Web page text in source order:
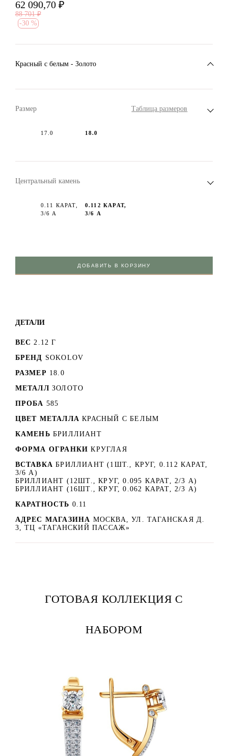
62 090,70 ₽
88 701 ₽
-30 %
Красный c белым - Золото
Размер Таблица размеров
17.0 18.0
Центральный камень
0.11 КАРАТ,
3/6 А
0.112 КАРАТ,
3/6 А
ДОБАВИТЬ В КОРЗИНУ
ДЕТАЛИ
ВЕС 2.12 Г
БРЕНД SOKOLOV
РАЗМЕР 18.0
МЕТАЛЛ ЗОЛОТО
ПРОБА 585
ЦВЕТ МЕТАЛЛА КРАСНЫЙ C БЕЛЫМ
КАМЕНЬ БРИЛЛИАНТ
ФОРМА ОГРАНКИ КРУГЛАЯ
ВСТАВКА БРИЛЛИАНТ (1ШТ., КРУГ, 0.112 КАРАТ,
3/6 А)
БРИЛЛИАНТ (12ШТ., КРУГ, 0.095 КАРАТ, 2/3 А)
БРИЛЛИАНТ (16ШТ., КРУГ, 0.062 КАРАТ, 2/3 А)
КАРАТНОСТЬ 0.11
АДРЕС МАГАЗИНА МОСКВА, УЛ. ТАГАНСКАЯ Д.
3, ТЦ «ТАГАНСКИЙ ПАССАЖ»
ГОТОВАЯ КОЛЛЕКЦИЯ С
НАБОРОМ